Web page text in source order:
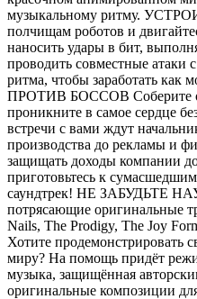
музыкальному ритму.
полчищам роботов и
наносить удары в бит,
проводить совместные атаки
ритма, чтобы заработать
ПРОТИВ БОССОВ Соберите
проникните в самое сердце
встречи с вами ждут
производства до рекламы и
защищать доходы компании
приготовьтесь к
саундтрек! НЕ ЗАБУДЬТЕ
потрясающие оригинальные
Nails, The Prodigy, The Joy
Хотите продемонстрировать
миру? На помощь придёт
музыка, защищённая
оригинальные композиции